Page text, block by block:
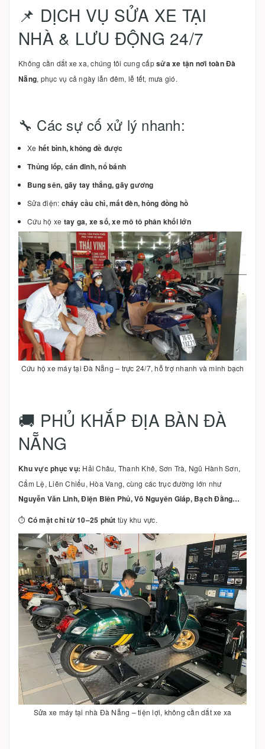
📌 DỊCH VỤ SỬA XE TẠI
NHÀ & LƯU ĐỘNG 24/7
Không cần dắt xe xa, chúng tôi cung cấpsửa xe tận nơi toàn Đà
Nẵng, phục vụ cả ngày lẫn đêm, lễ tết, mưa gió.
🔧 Các sự cố xử lý nhanh:
Xe hết bình, không đề được
Thủng lốp, cán đinh, nổ bánh
Bung sên, gãy tay thắng, gãy gương
Sửa điện: cháy cầu chì, mất đèn, hỏng đồng hồ
Cứu hộ xe tay ga, xe số, xe mô tô phân khối lớn
Cứu hộ xe máy tại Đà Nẵng – trực 24/7, hỗ trợ nhanh và minh bạch
🚚 PHỦ KHẮP ĐỊA BÀN ĐÀ
NẴNG
Khu vực phục vụ: Hải Châu, Thanh Khê, Sơn Trà, Ngũ Hành Sơn,
Cẩm Lệ, Liên Chiểu, Hòa Vang, cùng các trục đường lớn như
Nguyễn Văn Linh, Điện Biên Phủ, Võ Nguyên Giáp, Bạch Đằng…
⏱ Có mặt chỉ từ 10–25 phút tùy khu vực.
Sửa xe máy tại nhà Đà Nẵng – tiện lợi, không cần dắt xe xa